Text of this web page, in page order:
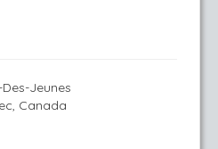
Jeunes
Canada